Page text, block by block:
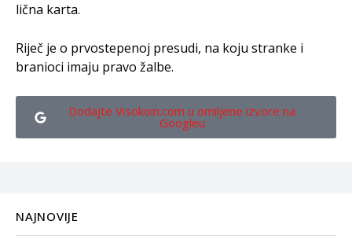
lična karta.
Riječ je o prvostepenoj presudi, na koju stranke i
branioci imaju pravo žalbe.
Dodajte Visokoin.com u omiljene izvore na
Googleu
NAJNOVIJE